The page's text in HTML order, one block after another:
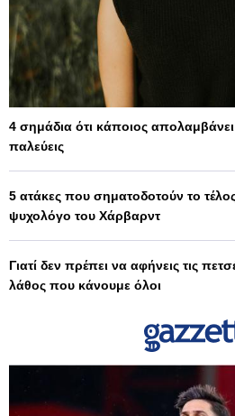
4 σημάδια ότι κάποιος
παλεύεις
5 ατάκες που σηματοδοτούν το
ψυχολόγο του Χάρβαρντ
Γιατί δεν πρέπει να αφήνεις τις
λάθος που κάνουμε όλοι